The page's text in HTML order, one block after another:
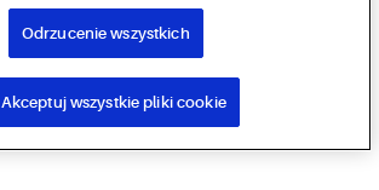
Odrzucenie wszystkich
Akceptuj wszystkie pliki cookie